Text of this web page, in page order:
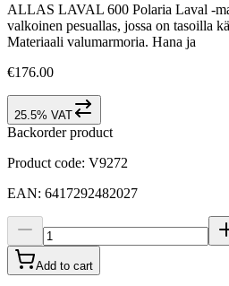
ALLAS LAVAL 600 Polaria Laval -
valkoinen pesuallas, jossa on tasoilla
Materiaali valumarmoria. Hana ja
€176.00
25.5% VAT
Backorder product
Product code: V9272
EAN: 6417292482027
Add to cart